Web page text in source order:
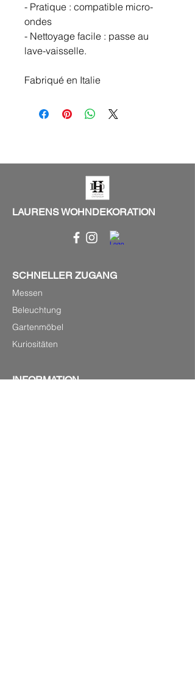
- Pratique : compatible micro-
ondes
- Nettoyage facile : passe au
lave-vaisselle.
Fabriqué en Italie
LAURENS WOHNDEKORATION
SCHNELLER ZUGANG
Messen
Beleuchtung
Gartenmöbel
Kuriositäten
INFORMATION